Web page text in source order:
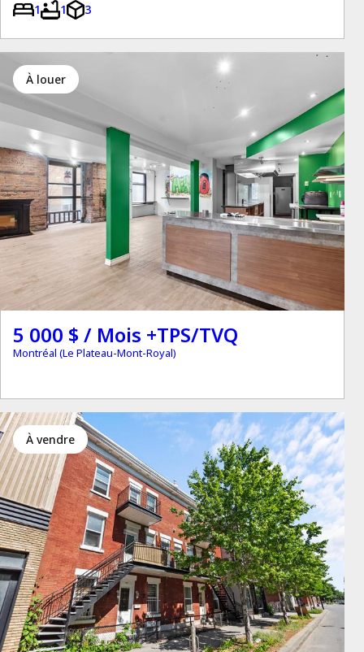
1 1 3
à louer
5 000 $ / Mois +TPS/TVQ
Montréal (Le Plateau-Mont-Royal)
à vendre